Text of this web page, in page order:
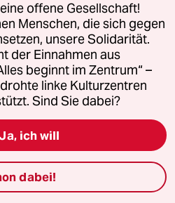
offene Gesellschaft!
Menschen, die sich gegen
unsere Solidarität.
der Einnahmen aus
beginnt im Zentrum“ –
linke Kulturzentren
Sind Sie dabei?
ich will
dabei!